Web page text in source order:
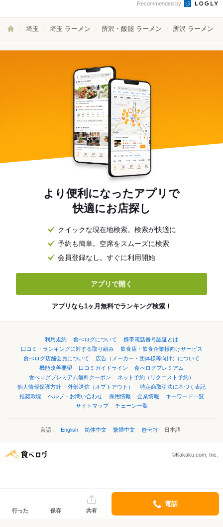
Recommended by
埼玉 埼玉 ラーメン 所沢・飯能 ラーメン 所沢 ラーメン
より便利になったアプリで
快適にお店探し
クイックな現在地検索。検索が快適に
予約も簡単。空席をスムーズに検索
会員登録なし。すぐに利用開始
アプリで開く
アプリなら1ヶ月無料でランキング検索！
利用規約 食べログについて
携帯電話番号認証とは
口コミ・ランキングに対する取り組み
飲食店・飲食企業様向けサービス
食べログ店舗会員について
広告（メーカー・団体様等向け）について
機能改善要望
口コミガイドライン
食べログプレミアム
食べログプレミアム無料クーポン
ネット予約（リクエスト予約）
個人情報保護方針
外部送信（オプトアウト）
特定商取引法に基づく表記
推奨環境
ヘルプ・お問い合わせ 採用情報 企業情報
キーワード一覧
サイトマップ
チェーン一覧
言語： English 简体中文 繁體中文 한국어 日本語
©Kakaku.com, Inc.
行った 保存 共有
電話